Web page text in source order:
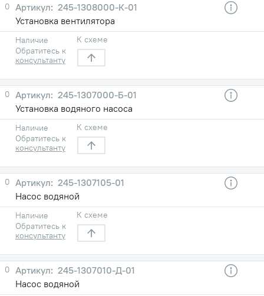
0
245-1308000-К-01
Установка вентилятора
Наличие
Обратитесь к
консультанту
К схеме
0
245-1307000-Б-01
Установка водяного насоса
Наличие
Обратитесь к
консультанту
К схеме
0
245-1307105-01
Насос водяной
Наличие
Обратитесь к
консультанту
К схеме
0
245-1307010-Д-01
Насос водяной